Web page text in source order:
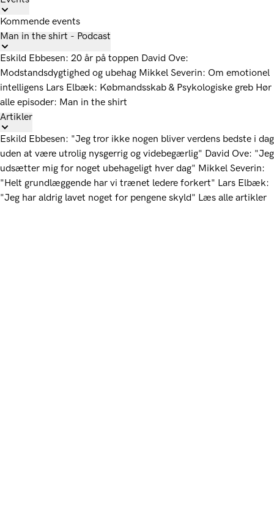
Kommende events
Man in the shirt - Podcast
Eskild Ebbesen: 20 år på toppen David Ove:
Modstandsdygtighed og ubehag Mikkel Severin: Om emotionel
intelligens Lars Elbæk: Købmandsskab & Psykologiske greb Hør
alle episoder: Man in the shirt
Artikler
Eskild Ebbesen: "Jeg tror ikke nogen bliver verdens bedste i dag
uden at være utrolig nysgerrig og videbegærlig" David Ove: "Jeg
udsætter mig for noget ubehageligt hver dag" Mikkel Severin:
"Helt grundlæggende har vi trænet ledere forkert" Lars Elbæk:
"Jeg har aldrig lavet noget for pengene skyld" Læs alle artikler